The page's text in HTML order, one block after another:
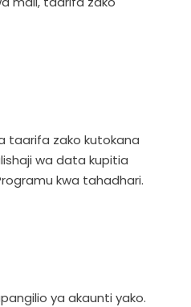
taarifa zako kutokana
wa data kupitia
kwa tahadhari.
ya akaunti yako.